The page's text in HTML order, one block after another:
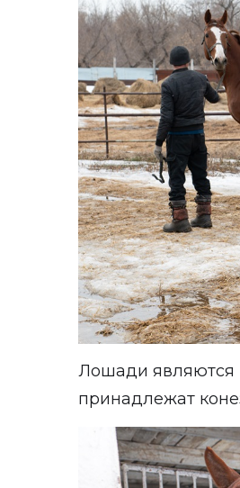
Лошади являются
принадлежат